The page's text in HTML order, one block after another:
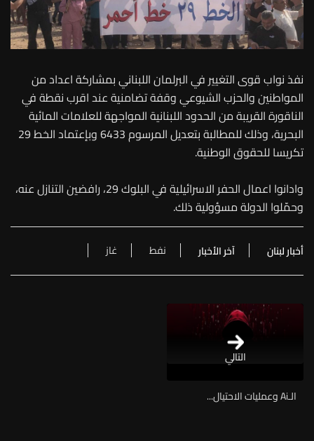
نفذ نواب قوى التغيير في البرلمان اللبناني بمشاركة اعداد من
المواطنين والحزب الشيوعي وقفة تضامنية عند اقرب نقطة في
الناقورة القريبة من الحدود اللبنانية المواجهة للعلامات المائية
البحرية، وذلك للمطالبة بتعديل المرسوم 6433 وبإعتماد الخط 29
تكريسا للحقوق الوطنية.
وادانوا اعمال الحفر الاسرائيلية في البلوك 29، رافضين التنازل عنه،
وحمّلوا الدولة مسؤولية ذلك.
أخبار لبنان آخر الأخبار نفط غاز
التالي
الـAi وعمليات الاحتيال...